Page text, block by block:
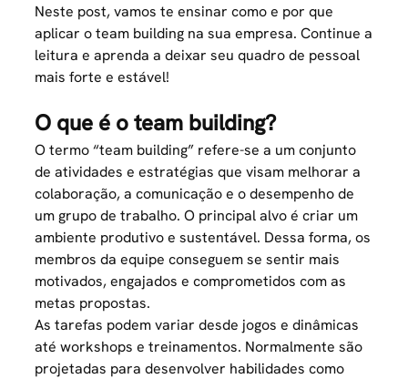
Neste post, vamos te ensinar como e por que
aplicar o team building na sua empresa. Continue a
leitura e aprenda a deixar seu quadro de pessoal
mais forte e estável!
O que é o team building?
O termo “team building” refere-se a um conjunto
de atividades e estratégias que visam melhorar a
colaboração, a comunicação e o desempenho de
um grupo de trabalho. O principal alvo é criar um
ambiente produtivo e sustentável. Dessa forma, os
membros da equipe conseguem se sentir mais
motivados, engajados e comprometidos com as
metas propostas.
As tarefas podem variar desde jogos e dinâmicas
até workshops e treinamentos. Normalmente são
projetadas para desenvolver habilidades como